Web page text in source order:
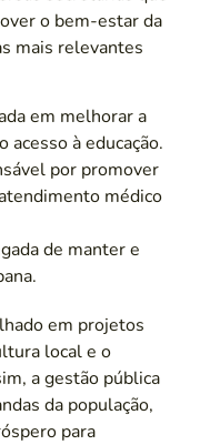
o bem-estar da
mais relevantes
em melhorar a
à educação.
por promover
médico
de manter e
em projetos
local e o
a gestão pública
da população,
para